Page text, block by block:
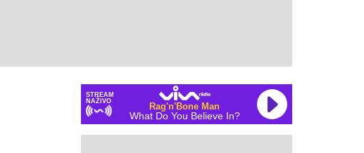
STREAM
NAŽIVO
Rag'n'Bone Man
What Do You Believe In?